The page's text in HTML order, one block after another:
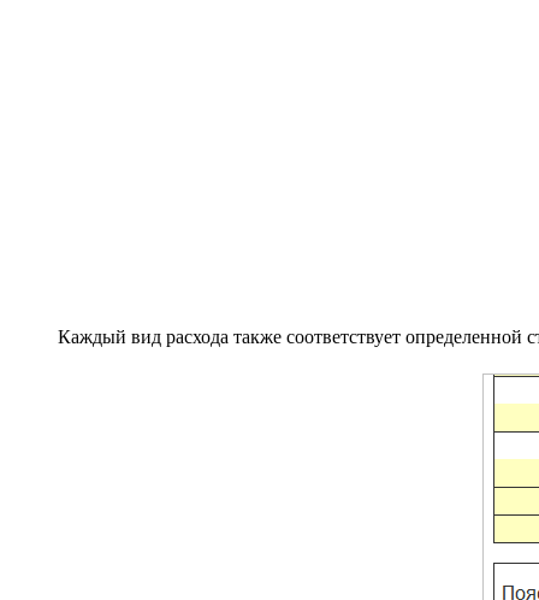
Каждый вид расхода также соответствует определенной